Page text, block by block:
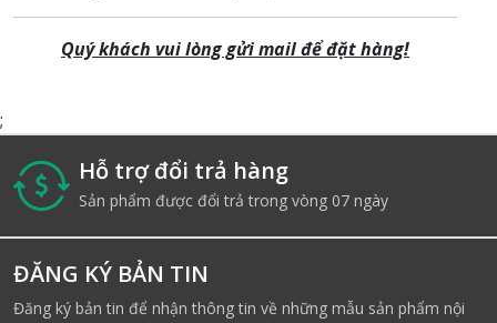
Quý khách vui lòng gửimail để đặt hàng!
;
Hỗ trợ đổi trả hàng
Sản phẩm được đổi trả trong vòng 07 ngày
ĐĂNG KÝ BẢN TIN
Đăng ký bản tin để nhận thông tin về những mẫu sản phẩm nội